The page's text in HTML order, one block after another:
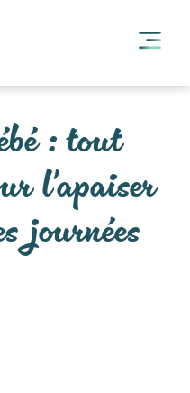
: tout
l’apaiser
journées